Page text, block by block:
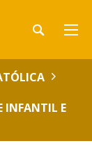
INFANTIL E